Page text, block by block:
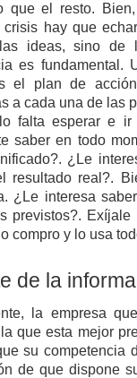
que el resto.
crisis hay que
ideas, sino de
es fundamental.
el plan de
a cada una de las
falta esperar e ir
saber en todo
¿Le
resultado real?.
¿Le interesa
previstos?.
compro y lo usa
de la
la empresa
que esta mejor
su competencia
de que dispone